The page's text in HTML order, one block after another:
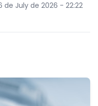
de July de 2026 - 22:22